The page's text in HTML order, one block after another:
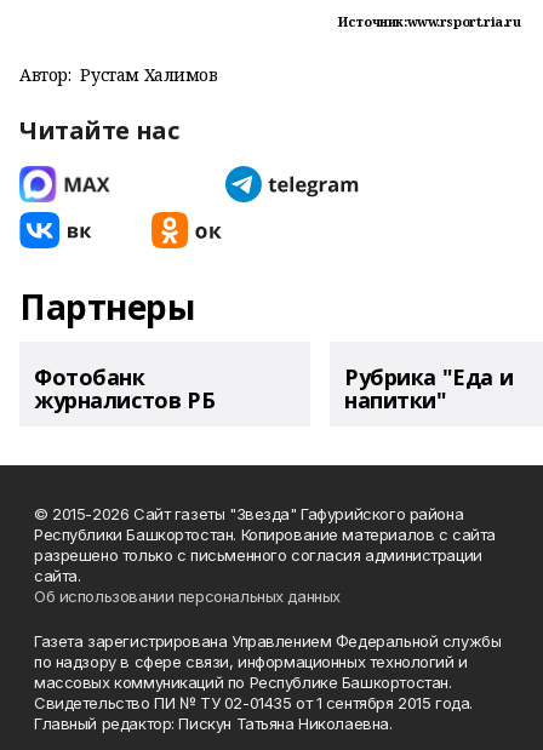
Источник:www.rsport.ria.ru
Автор: Рустам Халимов
Читайте нас
Партнеры
Фотобанк
журналистов РБ
Рубрика "Еда и
напитки"
© 2015-2026 Сайт газеты "Звезда" Гафурийского района
Республики Башкортостан. Копирование материалов с сайта
разрешено только с письменного согласия администрации
сайта.
Об использовании персональных данных
Газета зарегистрирована Управлением Федеральной службы
по надзору в сфере связи, информационных технологий и
массовых коммуникаций по Республике Башкортостан.
Свидетельство ПИ № ТУ 02-01435 от 1 сентября 2015 года.
Главный редактор: Пискун Татьяна Николаевна.